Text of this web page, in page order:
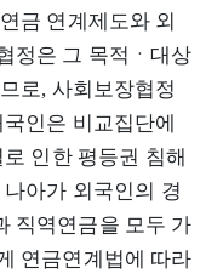
금 연계제도와 외
정은 그 목적ㆍ대상
로, 사회보장협정
인은 비교집단에
인한 평등권 침해
아가 외국인의 경
직역연금을 모두 가
연금연계법에 따라